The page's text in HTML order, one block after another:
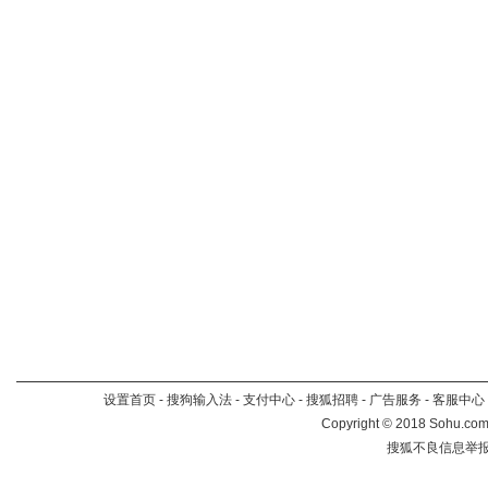
设置首页 - 搜狗输入法 - 支付中心 - 搜狐招聘 - 广告服务 - 客服中心
Copyright©2018
搜狐不良信息举